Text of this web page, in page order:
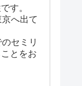
す。
へ出て
セミリ
とをお